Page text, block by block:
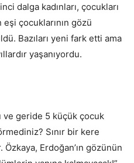
dalga kadınları, çocukları
eşi çocuklarının gözü
Bazıları yeni fark etti ama
yaşanıyordu.
ve geride 5 küçük çocuk
Sınır bir kere
Erdoğan’ın gözünün